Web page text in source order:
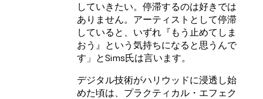
していきたい。停滞するのは好きでは
ありません。アーティストとして停滞
していると、いずれ『もう止めてしま
おう』という気持ちになると思うんで
す」とSims氏は言います。
デジタル技術がハリウッドに浸透し始
めた頃は、プラクティカル・エフェク